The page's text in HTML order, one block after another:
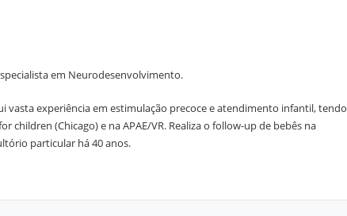
em Neurodesenvolvimento.
vasta experiência em estimulação precoce e atendimento infantil, tendo
children (Chicago) e na APAE/VR. Realiza o follow-up de bebês na
particular há 40 anos.